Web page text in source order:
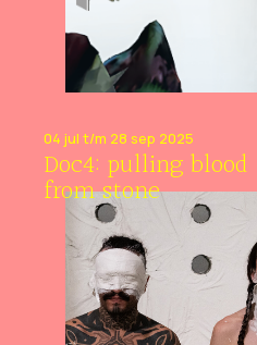
04 jul t/m 28 sep 2025
Doc4: pulling blood
from stone